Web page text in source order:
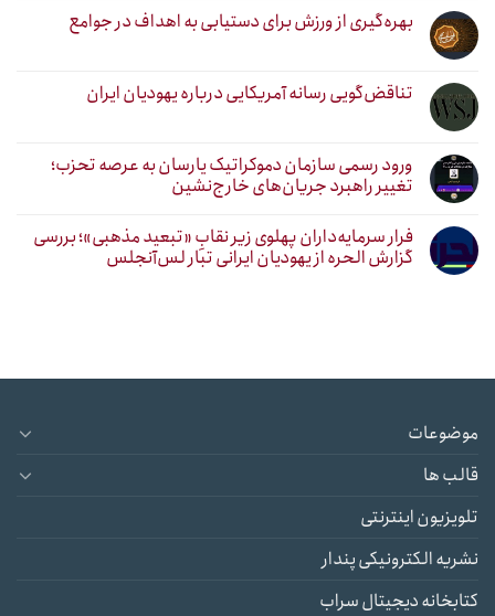
بهره‌گیری از ورزش برای دستیابی به اهداف در جوامع
تناقض‌گویی رسانه آمریکایی درباره یهودیان ایران
ورود رسمی سازمان دموکراتیک یارسان به عرصه تحزب؛
تغییر راهبرد جریان‌های خارج‌نشین
فرار سرمایه‌داران پهلوی زیر نقابِ «تبعید مذهبی»؛ بررسی
گزارش الحره از یهودیان ایرانی تبار لس‌آنجلس
موضوعات
قالب ها
تلویزیون اینترنتی
نشریه الکترونیکی پندار
کتابخانه دیجیتال سراب